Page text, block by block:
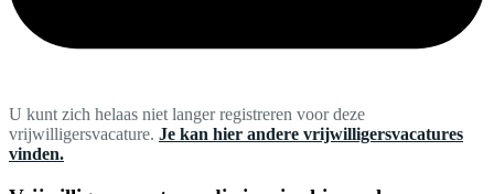
U kunt zich helaas niet langer registreren voor deze
vrijwilligersvacature. Je kan hier andere vrijwilligersvacatures
vinden.